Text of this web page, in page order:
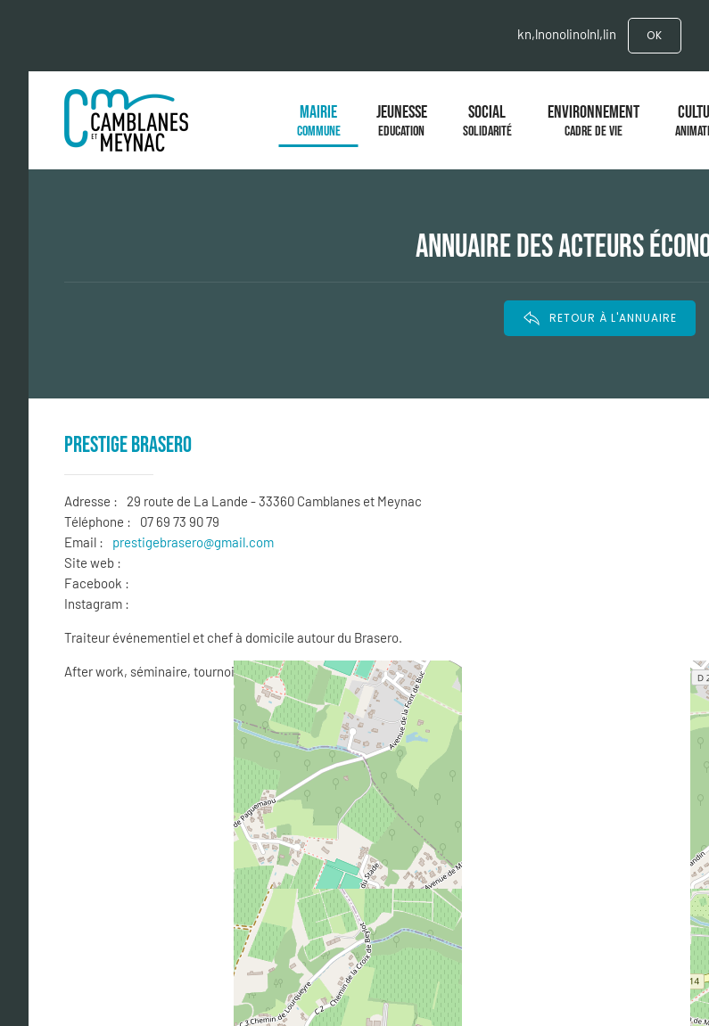
kn,lnonolinolnl,lin OK
MAIRIE
COMMUNE
JEUNESSE
EDUCATION
SOCIAL
SOLIDARITÉ
ENVIRONNEMENT
CADRE DE VIE
ANNUAIRE DES ACTEURS
RETOUR À L'ANNUAIRE
PRESTIGE BRASERO
Adresse :
29 route de La Lande - 33360 Camblanes et Meynac
Téléphone :
07 69 73 90 79
Email :
prestigebrasero@gmail.com
Site web :
Facebook :
Instagram :
Traiteur événementiel et chef à domicile autour du Brasero.
After work, séminaire, tournois sportif, anniversaire...